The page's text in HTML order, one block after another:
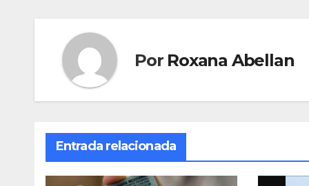
Por Roxana Abellan
Entrada relacionada